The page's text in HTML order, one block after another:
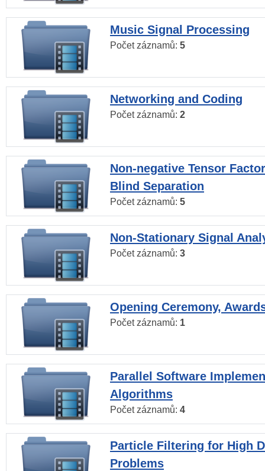
Music Signal Processing
Počet záznamů: 5
Networking and Coding
Počet záznamů: 2
Non-negative Tensor
Blind Separation
Počet záznamů: 5
Non-Stationary Signal
Počet záznamů: 3
Opening Ceremony,
Počet záznamů: 1
Parallel Software
Algorithms
Počet záznamů: 4
Particle Filtering for High
Problems